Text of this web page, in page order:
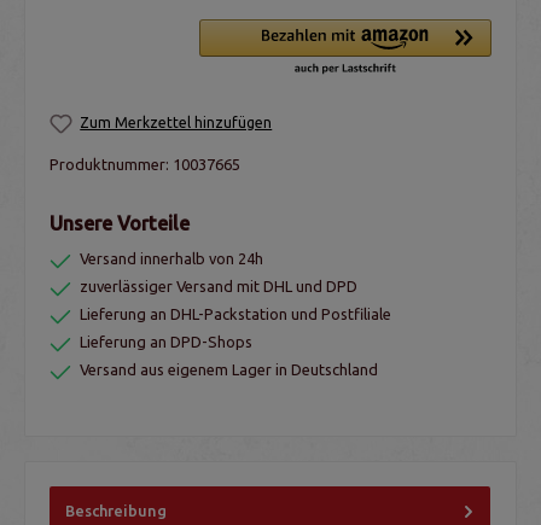
Zum Merkzettel hinzufügen
Produktnummer: 10037665
Unsere Vorteile
Versand innerhalb von 24h
zuverlässiger Versand mit DHL und DPD
Lieferung an DHL-Packstation und Postfiliale
Lieferung an DPD-Shops
Versand aus eigenem Lager in Deutschland
Beschreibung